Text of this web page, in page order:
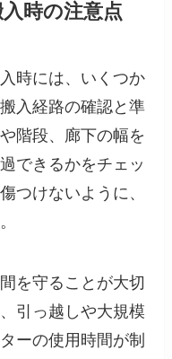
時の注意点
時には、いくつか
入経路の確認と準
階段、廊下の幅を
できるかをチェッ
つけないように、
を守ることが大切
引っ越しや大規模
ーの使用時間が制